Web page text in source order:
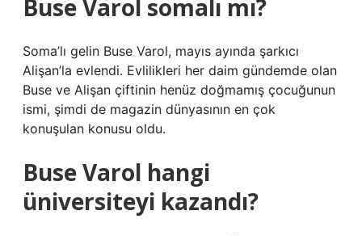
Buse Varol somalı mı?
Soma’lı gelin Buse Varol, mayıs ayında şarkıcı
Alişan’la evlendi. Evlilikleri her daim gündemde olan
Buse ve Alişan çiftinin henüz doğmamış çocuğunun
ismi, şimdi de magazin dünyasının en çok
konuşulan konusu oldu.
Buse Varol hangi
üniversiteyi kazandı?